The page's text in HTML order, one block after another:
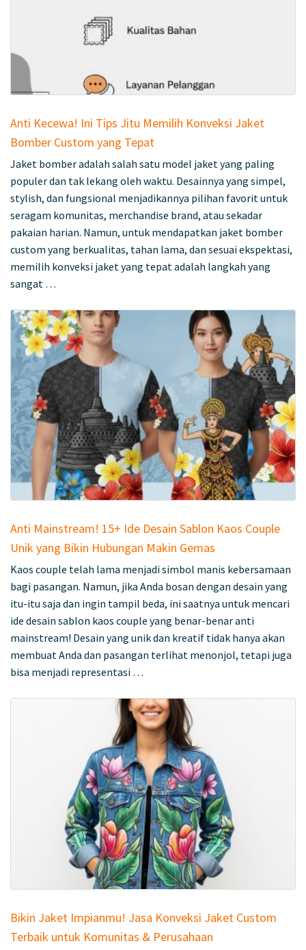
Anti Kecewa! Ini Tips Jitu Memilih Konveksi Jaket
Bomber Custom yang Tepat
Jaket bomber adalah salah satu model jaket yang paling
populer dan tak lekang oleh waktu. Desainnya yang simpel,
stylish, dan fungsional menjadikannya pilihan favorit untuk
seragam komunitas, merchandise brand, atau sekadar
pakaian harian. Namun, untuk mendapatkan jaket bomber
custom yang berkualitas, tahan lama, dan sesuai ekspektasi,
memilih konveksi jaket yang tepat adalah langkah yang
sangat …
Anti Mainstream! 15+ Ide Desain Sablon Kaos Couple
Unik yang Bikin Hubungan Makin Gemas
Kaos couple telah lama menjadi simbol manis kebersamaan
bagi pasangan. Namun, jika Anda bosan dengan desain yang
itu-itu saja dan ingin tampil beda, ini saatnya untuk mencari
ide desain sablon kaos couple yang benar-benar anti
mainstream! Desain yang unik dan kreatif tidak hanya akan
membuat Anda dan pasangan terlihat menonjol, tetapi juga
bisa menjadi representasi …
Bikin Jaket Impianmu! Jasa Konveksi Jaket Custom
Terbaik untuk Komunitas & Perusahaan